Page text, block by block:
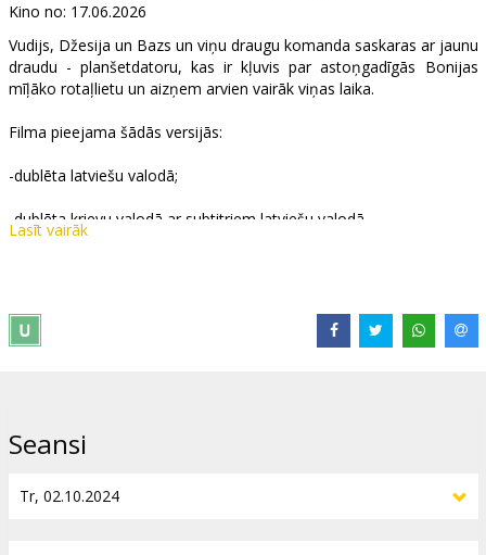
Kino
Klubs
Kino no: 17.06.2026
Vudijs, Džesija un Bazs un viņu draugu komanda saskaras ar jaunu
draudu - planšetdatoru, kas ir kļuvis par astoņgadīgās Bonijas
mīļāko rotaļlietu un aizņem arvien vairāk viņas laika.
Filma pieejama šādās versijās:
-dublēta latviešu valodā;
-dublēta krievu valodā ar subtitriem latviešu valodā.
Režisors:
Saites:
Lasīt vairāk
Seansi